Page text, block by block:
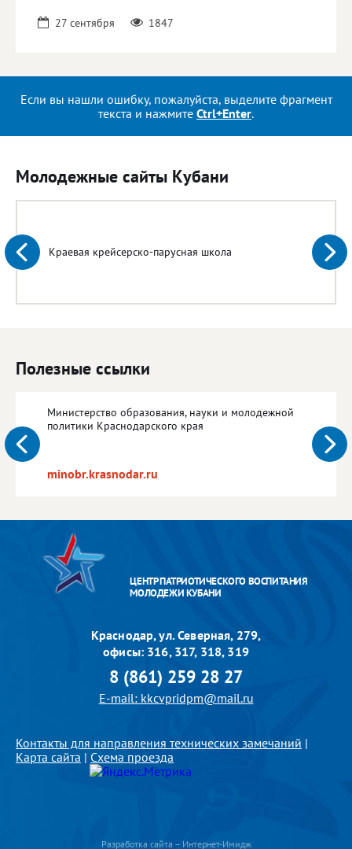
27 сентября 1847
Если вы нашли ошибку, пожалуйста, выделите фрагмент
текста и нажмите Ctrl+Enter.
Молодежные сайты Кубани
Краевая крейсерско-парусная школа
Полезные ссылки
Министерство образования, науки и молодежной
политики Краснодарского края
minobr.krasnodar.ru
ЦЕНТР ПАТРИОТИЧЕСКОГО ВОСПИТАНИЯ
МОЛОДЕЖИ КУБАНИ
Краснодар, ул. Северная, 279,
офисы: 316, 317, 318, 319
8 (861) 259 28 27
E-mail: kkcvpridpm@mail.ru
Контакты для направления технических замечаний |
Карта сайта | Схема проезда
Разработка сайта – Интернет-Имидж